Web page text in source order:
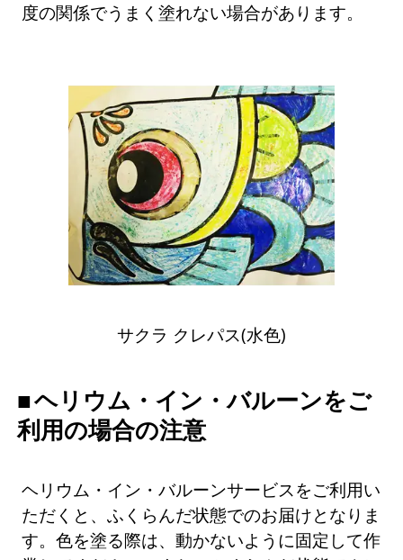
度の関係でうまく塗れない場合があります。
サクラ クレパス(水色)
ヘリウム・イン・バルーンをご
利用の場合の注意
ヘリウム・イン・バルーンサービスをご利用い
ただくと、ふくらんだ状態でのお届けとなりま
す。色を塗る際は、動かないように固定して作